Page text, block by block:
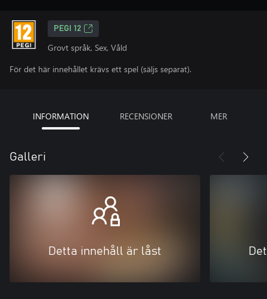
PEGI 12
Grovt språk, Sex, Våld
För det här innehållet krävs ett spel (säljs separat).
INFORMATION RECENSIONER MER
Galleri
Detta innehåll är låst